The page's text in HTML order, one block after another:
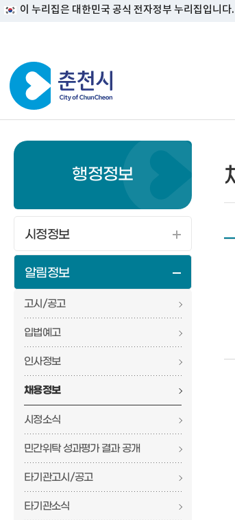
이 누리집은 대한민국 공식 전자정부 누리집입니다.
행정정보
시정정보
알림정보
고시/공고
입법예고
인사정보
채용정보
시정소식
민간위탁 성과평가 결과 공개
타기관고시/공고
타기관소식